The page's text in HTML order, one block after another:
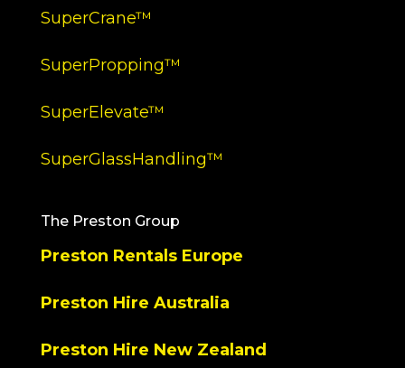
SuperCrane™
SuperPropping™
SuperElevate™
SuperGlassHandling™
The Preston Group
Preston Rentals Europe
Preston Hire Australia
Preston Hire New Zealand